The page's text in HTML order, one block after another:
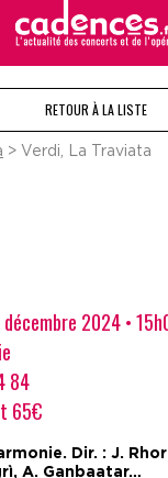
RETOUR À LA LISTE
> Verdi, La Traviata
2024 •
84
65€
Dir. : J.
A. Ganbaatar…